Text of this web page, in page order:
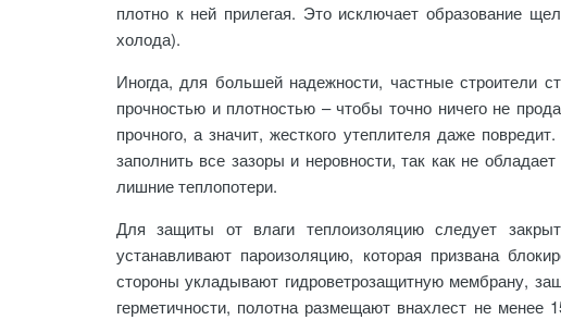
плотно к ней прилегая. Это исключает образование
холода).
Иногда, для большей надежности, частные строители
прочностью и плотностью – чтобы точно ничего не
прочного, а значит, жесткого утеплителя даже
заполнить все зазоры и неровности, так как не
лишние теплопотери.
Для защиты от влаги теплоизоляцию следует
устанавливают пароизоляцию, которая призвана
стороны укладывают гидроветрозащитную мембрану,
герметичности, полотна размещают внахлест не